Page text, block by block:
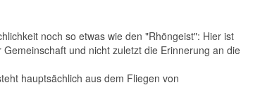
noch so etwas wie den "Rhöngeist": Hier ist
und nicht zuletzt die Erinnerung an die
hauptsächlich aus dem Fliegen von